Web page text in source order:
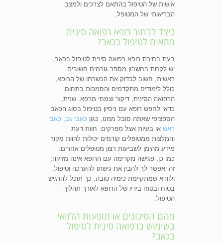
אישית של הטיפול בהתאם לצרכים ולמצב
הבריאותי של המטופל.
כיצד לבחור רופא רפואה סינית
מתאים לטיפול בכאב?
בעת בחירת רופא רפואה סינית לטיפול בכאב,
יש לקחת בחשבון מספר גורמים חשובים.
ראשית, חשוב לבדוק את הכשרתו של הרופא,
כולל לימודים מתקדמים והסמכות בתחום
הרפואה הסינית, דיקור וצמחי מרפא. שנית,
כדאי לחפש רופא עם ניסיון בטיפול בסוג הכאב
הספציפי שאתה סובל ממנו, כגון כאבי גב, כאבי
ראשאו בעיות אצל מפרקים. חוות דעת
והמלצות ממטופלים קודמים יכולות להוות מקור
מידע מהימן לשביעות רצון מטופלים אחרים.
כמו כן, פגישה מקדימה עם הרופא אינה מזיקה;
זה יאפשר לך להבין את גישתו להערכה וטיפול,
ולוודא שמתקיימת כימיה טובה. כך תוכל להרגיש
בטוח ובטוח בידיו של הרופא לאורך תהליך
הטיפול.
מהם הסיכונים או תופעות הלוואי
בשימוש ברפואה סינית לטיפול
בכאב?